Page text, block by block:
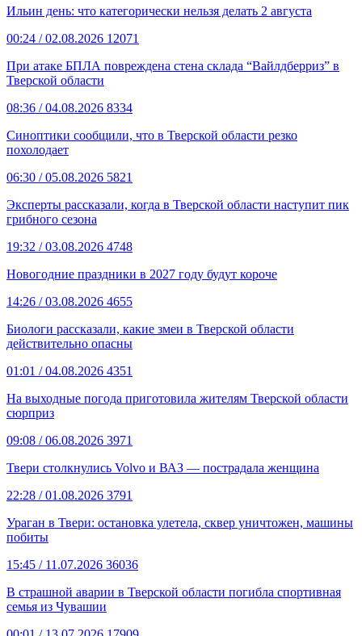
Ильин день: что категорически нельзя делать 2 августа
00:24 / 02.08.2026 12071
При атаке БПЛА повреждена стена склада “Вайлдберриз” в
Тверской области
08:36 / 04.08.2026 8334
Синоптики сообщили, что в Тверской области резко
похолодает
06:30 / 05.08.2026 5821
Эксперты рассказали, когда в Тверской области наступит пик
грибного сезона
19:32 / 03.08.2026 4748
Новогодние праздники в 2027 году будут короче
14:26 / 03.08.2026 4655
Биологи рассказали, какие змеи в Тверской области
действительно опасны
01:01 / 04.08.2026 4351
На выходные погода приготовила жителям Тверской области
сюрприз
09:08 / 06.08.2026 3971
Твери столкнулись Volvo и ВАЗ — пострадала женщина
22:28 / 01.08.2026 3791
Ураган в Твери: остановка улетела, сквер уничтожен, машины
побиты
15:45 / 11.07.2026 36036
В страшной аварии в Тверской области погибла спортивная
семья из Чувашии